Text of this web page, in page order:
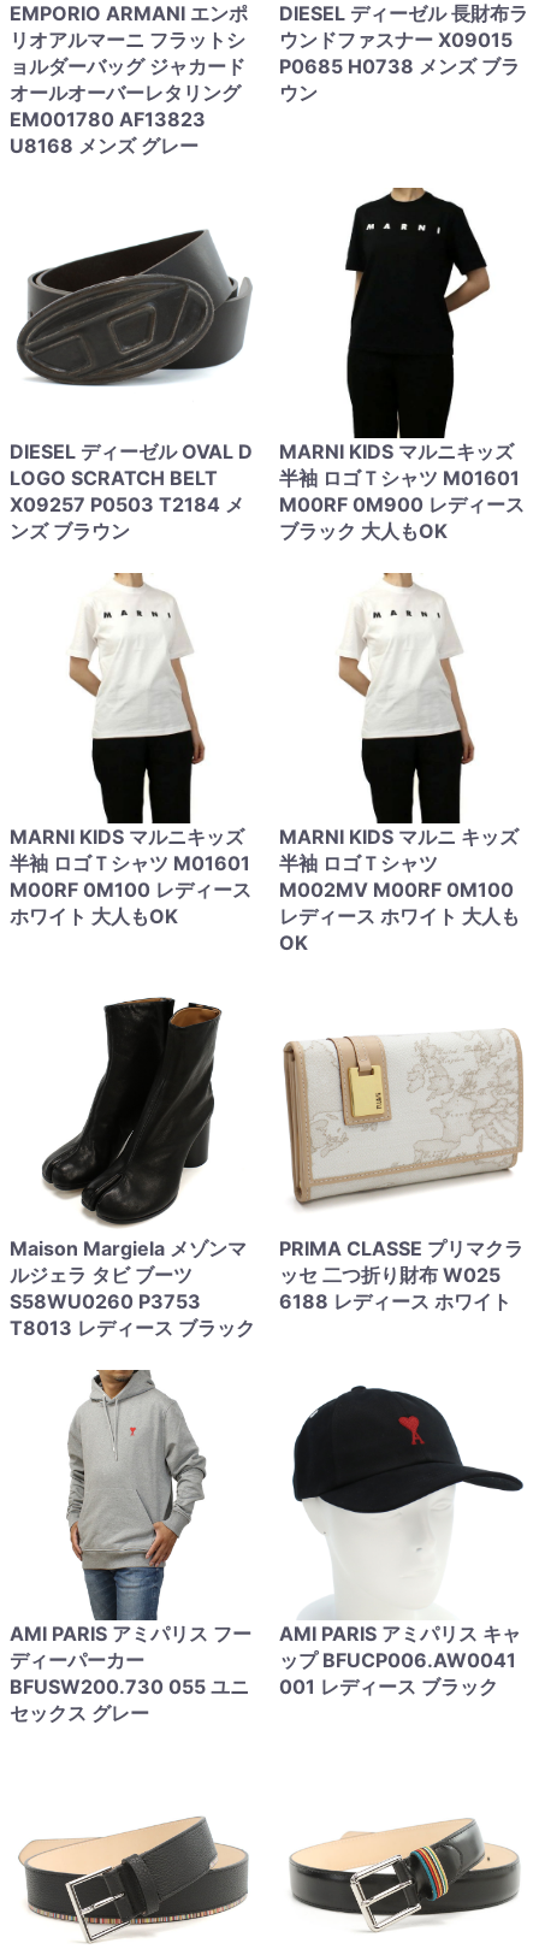
EMPORIO ARMANI エンポ
リオアルマーニ フラットシ
ョルダーバッグ ジャカード
オールオーバーレタリング
EM001780 AF13823
U8168 メンズ グレー
DIESEL ディーゼル 長財布ラ
ウンドファスナー X09015
P0685 H0738 メンズ ブラ
ウン
DIESEL ディーゼル OVAL D
LOGO SCRATCH BELT
X09257 P0503 T2184 メ
ンズ ブラウン
MARNI KIDS マルニキッズ
半袖 ロゴＴシャツ M01601
M00RF 0M900 レディース
ブラック 大人もOK
MARNI KIDS マルニキッズ
半袖 ロゴＴシャツ M01601
M00RF 0M100 レディース
ホワイト 大人もOK
MARNI KIDS マルニ キッズ
半袖 ロゴＴシャツ
M002MV M00RF 0M100
レディース ホワイト 大人も
OK
Maison Margiela メゾンマ
ルジェラ タビ ブーツ
S58WU0260 P3753
T8013 レディース ブラック
PRIMA CLASSE プリマクラ
ッセ 二つ折り財布 W025
6188 レディース ホワイト
AMI PARIS アミパリス フー
ディーパーカー
BFUSW200.730 055 ユニ
セックス グレー
AMI PARIS アミパリス キャ
ップ BFUCP006.AW0041
001 レディース ブラック